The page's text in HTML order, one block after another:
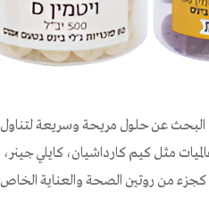
البحث عن حلول مريحة وسريعة لتناول
مثل كيم كارداشيان، كايلي جينر،
كجزء من روتين الصحة والعناية الخاص